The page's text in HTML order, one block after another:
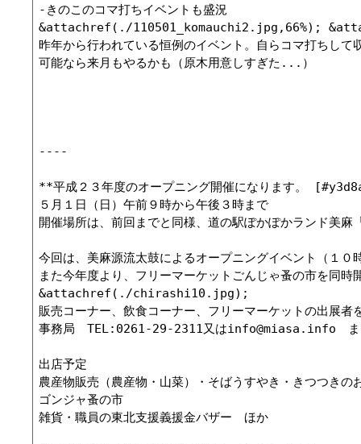
-きのこのコマ打ちイベントも盛況
&attachref(./110501_komauchi2.jpg,66%);
昨年から行われている恒例のイベント。自らコマ打ちして
可能なら来月もやるかも（原木用意しすぎた...）
----
**平成２３年度のオープニング開催になります。
５月１日（日）午前９時から午後３時まで
開催場所は、前回までと同様、道の駅ぽかぽかランド美麻
今回は、美麻源流太鼓によるオープニングイベント（１
また今年度より、フリーマーケットごんじゃ蚤の市を同
&attachref(./chirashi10.jpg);
販売コーナー、飲食コーナー、フリーマーケットの出展者
事務局　TEL:0261-29-2311又はinfo@miasa.info　ま
出店予定
農産物販売（農産物・山菜）・そばうすやき・きつつき
ゴンジャ蚤の市
雑貨・職員の東北支援義援金バザー　ほか